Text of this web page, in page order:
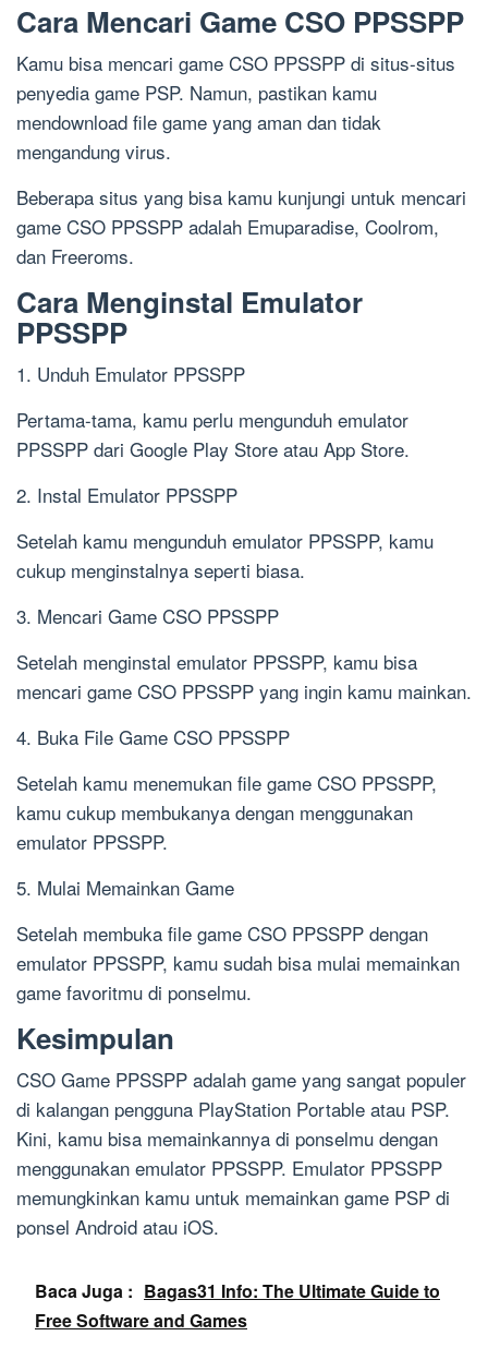
Cara Mencari Game CSO PPSSPP
Kamu bisa mencari game CSO PPSSPP di situs-situs
penyedia game PSP. Namun, pastikan kamu
mendownload file game yang aman dan tidak
mengandung virus.
Beberapa situs yang bisa kamu kunjungi untuk mencari
game CSO PPSSPP adalah Emuparadise, Coolrom,
dan Freeroms.
Cara Menginstal Emulator
PPSSPP
1. Unduh Emulator PPSSPP
Pertama-tama, kamu perlu mengunduh emulator
PPSSPP dari Google Play Store atau App Store.
2. Instal Emulator PPSSPP
Setelah kamu mengunduh emulator PPSSPP, kamu
cukup menginstalnya seperti biasa.
3. Mencari Game CSO PPSSPP
Setelah menginstal emulator PPSSPP, kamu bisa
mencari game CSO PPSSPP yang ingin kamu mainkan.
4. Buka File Game CSO PPSSPP
Setelah kamu menemukan file game CSO PPSSPP,
kamu cukup membukanya dengan menggunakan
emulator PPSSPP.
5. Mulai Memainkan Game
Setelah membuka file game CSO PPSSPP dengan
emulator PPSSPP, kamu sudah bisa mulai memainkan
game favoritmu di ponselmu.
Kesimpulan
CSO Game PPSSPP adalah game yang sangat populer
di kalangan pengguna PlayStation Portable atau PSP.
Kini, kamu bisa memainkannya di ponselmu dengan
menggunakan emulator PPSSPP. Emulator PPSSPP
memungkinkan kamu untuk memainkan game PSP di
ponsel Android atau iOS.
Baca Juga : Bagas31 Info: The Ultimate Guide to
Free Software and Games